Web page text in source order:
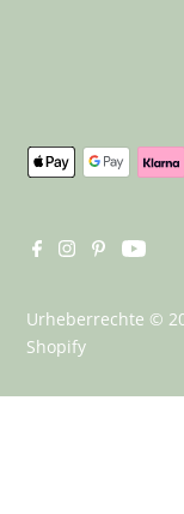
Urheberrechte ©
Shopify